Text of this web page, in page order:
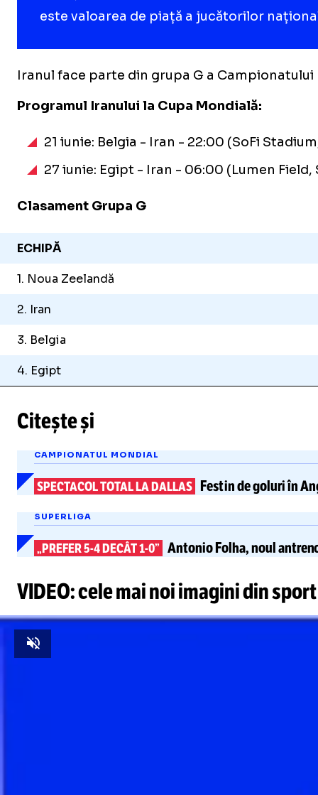
este valoarea de piață a jucătorilor
Iranul face parte din grupa G a
Programul Iranului la Cupa Mondială:
21 iunie: Belgia - Iran - 22:00 (SoFi
27 iunie: Egipt - Iran - 06:00 (Lumen Field,
Clasament Grupa G
ECHIPĂ
1. Noua Zeelandă
2. Iran
3. Belgia
4. Egipt
Citește și
CAMPIONATUL MONDIAL
SPECTACOL TOTAL LA DALLAS Festin de goluri în
SUPERLIGA
„PREFER5-4DECÂT 1-0” Antonio Folha, noul
VIDEO: cele mai noi imagini din sport
Unmute